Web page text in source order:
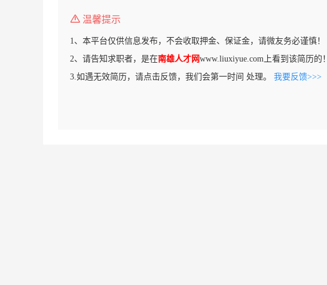
温馨提示
1、本平台仅供信息发布，不会收取押金、保证金，请微友务必谨慎！
2、请告知求职者，是在南雄人才网www.liuxiyue.com上看到该简历的！
3.如遇无效简历，请点击反馈，我们会第一时间 处理。 我要反馈>>>